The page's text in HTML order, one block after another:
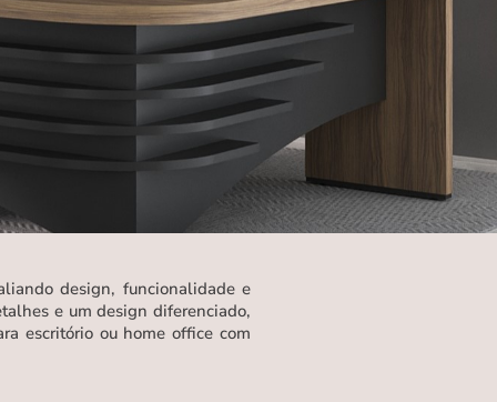
design, funcionalidade e
e um design diferenciado,
escritório ou home office com